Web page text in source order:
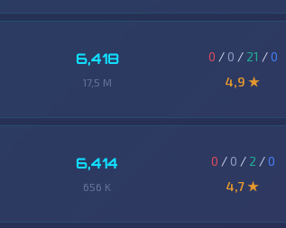
6,418
17,5 M
0 / 0 / 21 /0
4,9 ★
6,414
656 K
0 / 0 / 2 /0
4,7 ★